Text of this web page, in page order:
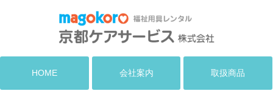
HOME 会社案内 取扱商品